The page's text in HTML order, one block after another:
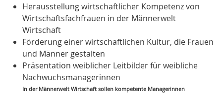
Herausstellung wirtschaftlicher Kompetenz von
Wirtschaftsfachfrauen in der Männerwelt
Wirtschaft
Förderung einer wirtschaftlichen Kultur, die Frauen
und Männer gestalten
Präsentation weiblicher Leitbilderfür weibliche
Nachwuchsmanagerinnen
In der Männerwelt Wirtschaft sollen kompetente Managerinnen